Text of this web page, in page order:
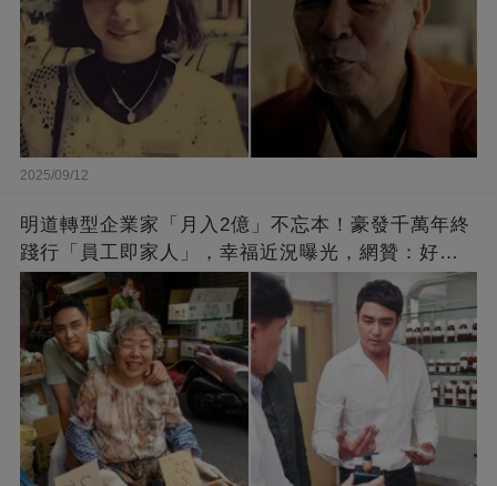
2025/09/12
明道轉型企業家「月入2億」不忘本！豪發千萬年終
踐行「員工即家人」，幸福近況曝光，網贊：好老
闆的福報